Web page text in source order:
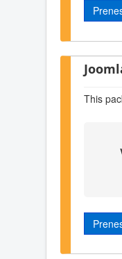
This